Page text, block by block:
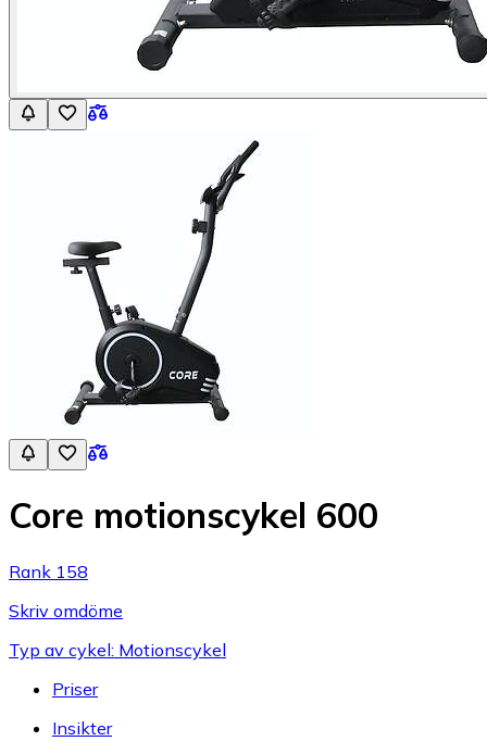
Core motionscykel 600
Rank 158
Skriv omdöme
Typ av cykel: Motionscykel
Priser
Insikter